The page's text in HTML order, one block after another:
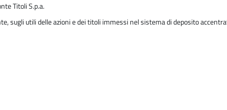
Titoli S.p.a.
utili delle azioni e dei titoli immessi nel sistema di deposito